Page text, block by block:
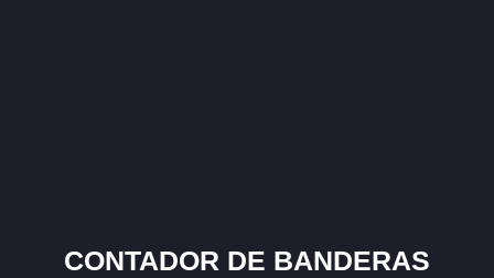
CONTADOR DE BANDERAS